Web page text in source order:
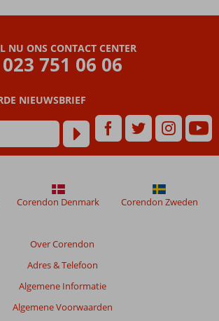
NU ONS CONTACT CENTER
023 751 06 06
NIEUWSBRIEF
Over Corendon
Adres & Telefoon
Algemene Informatie
Algemene Voorwaarden
Corendon Denmark Corendon Zweden